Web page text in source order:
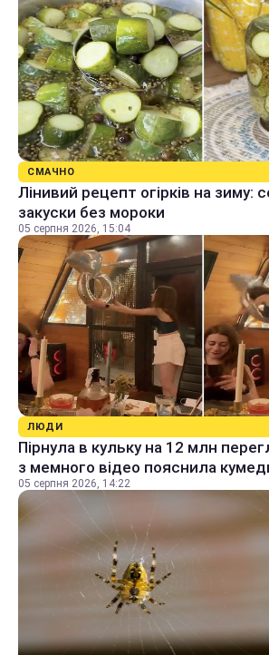
СМАЧНО
Лінивий рецепт огірків на зиму:
закуски без мороки
05 серпня 2026, 15:04
ЛЮДИ
Пірнула в кульку на 12 млн
з мемного відео пояснила
05 серпня 2026, 14:22